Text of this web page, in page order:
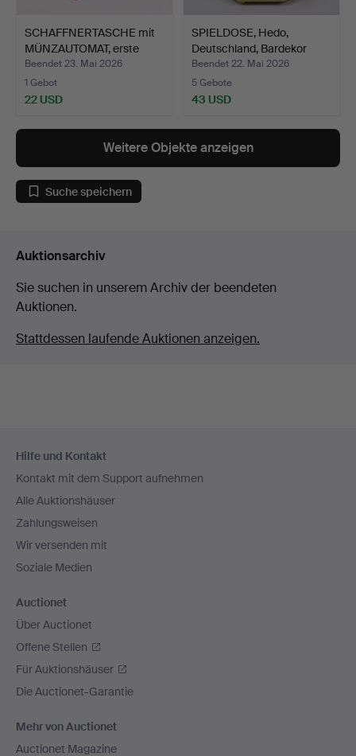
SCHAFFNERTASCHE mit
MÜNZAUTOMAT, erste
Häl…
Beendet 23. Mai 2026
1 Gebot
22 USD
SPIELDOSE, Hedo,
Deutschland, Bardekor
mit…
Beendet 22. Mai 2026
5 Gebote
43 USD
Weitere Objekte anzeigen
Suche speichern
Auktionsarchiv
Sie suchen in unserem Archiv der beendeten
Auktionen.
Stattdessen laufende Auktionen anzeigen.
Navigation
Hilfe und Kontakt
Kontakt mit dem Support aufnehmen
Alle Auktionshäuser
Zahlungsweisen
Wir versenden mit
Soziale Medien
Auctionet
Über Auctionet
Offene Stellen
Für Auktionshäuser
Die Auctionet-Garantie
Mehr von Auctionet
Auctionet Magazine